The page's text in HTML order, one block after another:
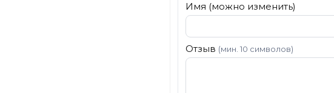
Имя (можно изменить)
Отзыв (мин. 10 символов)